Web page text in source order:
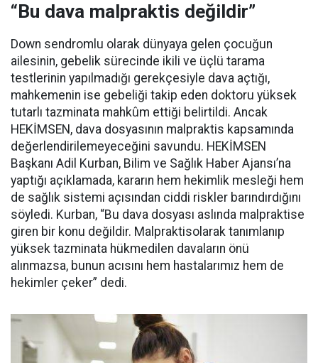
“Bu dava malpraktis değildir”
Down sendromlu olarak dünyaya gelen çocuğun
ailesinin, gebelik sürecinde ikili ve üçlü tarama
testlerinin yapılmadığı gerekçesiyle dava açtığı,
mahkemenin ise gebeliği takip eden doktoru yüksek
tutarlı tazminata mahkûm ettiği belirtildi. Ancak
HEKİMSEN, dava dosyasının malpraktis kapsamında
değerlendirilemeyeceğini savundu. HEKİMSEN
Başkanı Adil Kurban, Bilim ve Sağlık Haber Ajansı’na
yaptığı açıklamada, kararın hem hekimlik mesleği hem
de sağlık sistemi açısından ciddi riskler barındırdığını
söyledi. Kurban, “Bu dava dosyası aslında malpraktise
giren bir konu değildir. Malpraktisolarak tanımlanıp
yüksek tazminata hükmedilen davaların önü
alınmazsa, bunun acısını hem hastalarımız hem de
hekimler çeker” dedi.